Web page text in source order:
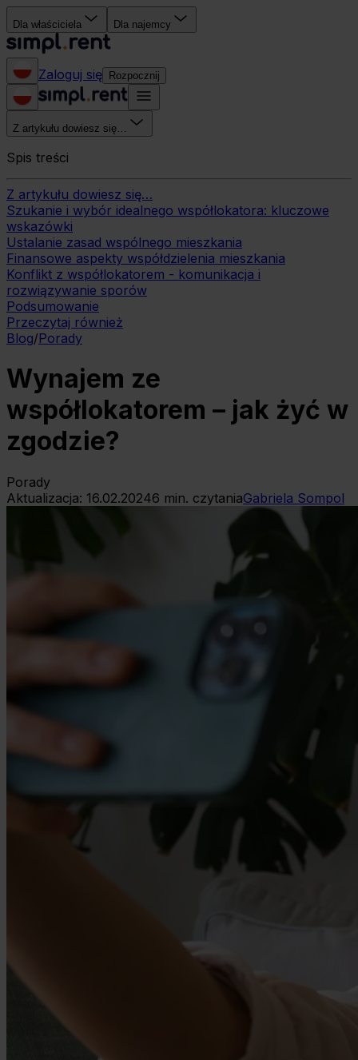
Dla właściciela Dla najemcy
Zaloguj się Rozpocznij
Z artykułu dowiesz się…
Spis treści
Z artykułu dowiesz się…
Szukanie i wybór idealnego współlokatora: kluczowe
wskazówki
Ustalanie zasad wspólnego mieszkania
Finansowe aspekty współdzielenia mieszkania
Konflikt z współlokatorem - komunikacja i
rozwiązywanie sporów
Podsumowanie
Przeczytaj również
Blog/Porady
Wynajem ze
współlokatorem – jak żyć w
zgodzie?
Porady
Aktualizacja: 16.02.20246 min. czytaniaGabriela Sompol